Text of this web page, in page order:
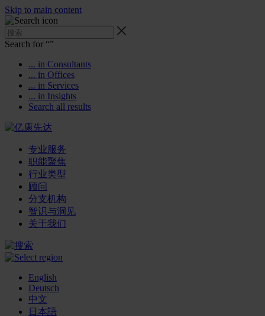
Skip to main content
Search for “”
... in Consultants
... in Offices
... in Services
... in Insights
Search all results
专业服务
职能聚焦
行业类型
顾问
分支机构
智识与洞见
关于我们
English
Deutsch
中文
日本語